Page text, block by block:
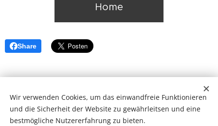
Home
Share
© 2026 fliessendeslicht.de
Wir verwenden Cookies, um das einwandfreie Funktionieren
und die Sicherheit der Website zu gewährleitsen und eine
bestmögliche Nutzererfahrung zu bieten.